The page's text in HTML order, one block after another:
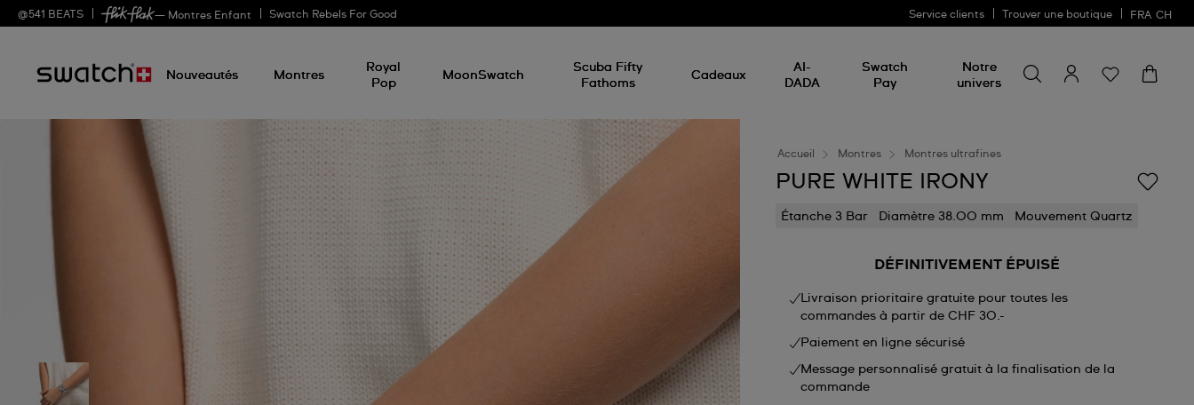
@541 BEATS — Montres Enfant Swatch Rebels For Good Service clients Trouver une boutique FRA CH
Nouveautés Montres
Royal
Pop
MoonSwatch
Scuba Fifty
Fathoms
Cadeaux
AI-
DADA
Swatch
Pay
Notre
univers
un
produit
Accueil Montres Montres ultrafines
PURE WHITE IRONY
Étanche 3 Bar Diamètre 38.00 mm Mouvement Quartz
DÉFINITIVEMENT ÉPUISÉ
Livraison prioritaire gratuite pour toutes les
commandes à partir de CHF 30.-
Paiement en ligne sécurisé
Message personnalisé gratuit à la finalisation de la
commande